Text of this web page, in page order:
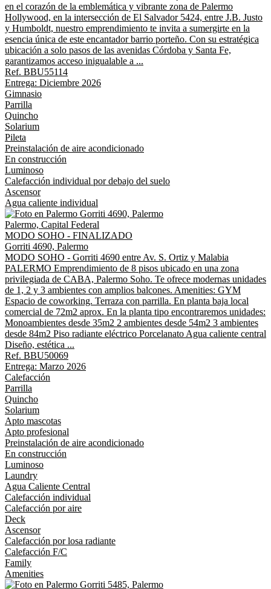
en el corazón de la emblemática y vibrante zona de Palermo
Hollywood, en la intersección de El Salvador 5424, entre J.B. Justo
y Humboldt, nuestro emprendimiento te invita a sumergirte en la
esencia única de este encantador barrio porteño. Con su estratégica
ubicación a solo pasos de las avenidas Córdoba y Santa Fe,
garantizamos acceso inigualable a ...
Ref. BBU55114
Entrega: Diciembre 2026
Gimnasio
Parrilla
Quincho
Solarium
Pileta
Preinstalación de aire acondicionado
En construcción
Luminoso
Calefacción individual por debajo del suelo
Ascensor
Agua caliente individual
Palermo, Capital Federal
MODO SOHO - FINALIZADO
Gorriti 4690, Palermo
MODO SOHO - Gorriti 4690 entre Av. S. Ortiz y Malabia
PALERMO Emprendimiento de 8 pisos ubicado en una zona
privilegiada de CABA, Palermo Soho. Te ofrece modernas unidades
de 1, 2 y 3 ambientes con amplios balcones. Amenities: GYM
Espacio de coworking. Terraza con parrilla. En planta baja local
comercial de 72m2 aprox. En la planta tipo encontraremos unidades:
Monoambientes desde 35m2 2 ambientes desde 54m2 3 ambientes
desde 84m2 Piso radiante eléctrico Porcelanato Agua caliente central
Diseño, estética ...
Ref. BBU50069
Entrega: Marzo 2026
Calefacción
Parrilla
Quincho
Solarium
Apto mascotas
Apto profesional
Preinstalación de aire acondicionado
En construcción
Luminoso
Laundry
Agua Caliente Central
Calefacción individual
Calefacción por aire
Deck
Ascensor
Calefacción por losa radiante
Calefacción F/C
Family
Amenities